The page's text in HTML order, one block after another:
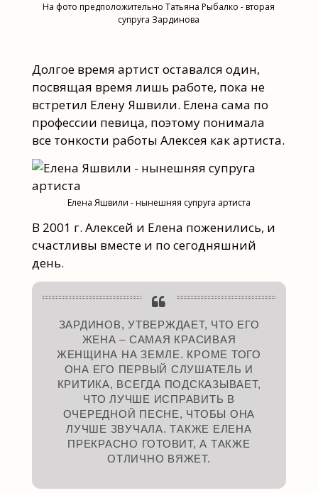
На фото предположительно Татьяна Рыбалко - вторая
супруга Зардинова
Долгое время артист оставался один,
посвящая время лишь работе, пока не
встретил Елену Яшвили. Елена сама по
профессии певица, поэтому понимала
все тонкости работы Алексея как артиста.
Елена Яшвили - нынешняя супруга артиста
В 2001 г. Алексей и Елена поженились, и
счастливы вместе и по сегодняшний
день.
ЗАРДИНОВ, УТВЕРЖДАЕТ, ЧТО ЕГО
ЖЕНА – САМАЯ КРАСИВАЯ
ЖЕНЩИНА НА ЗЕМЛЕ. КРОМЕ ТОГО
ОНА ЕГО ПЕРВЫЙ СЛУШАТЕЛЬ И
КРИТИКА, ВСЕГДА ПОДСКАЗЫВАЕТ,
ЧТО ЛУЧШЕ ИСПРАВИТЬ В
ОЧЕРЕДНОЙ ПЕСНЕ, ЧТОБЫ ОНА
ЛУЧШЕ ЗВУЧАЛА. ТАКЖЕ ЕЛЕНА
ПРЕКРАСНО ГОТОВИТ, А ТАКЖЕ
ОТЛИЧНО ВЯЖЕТ.